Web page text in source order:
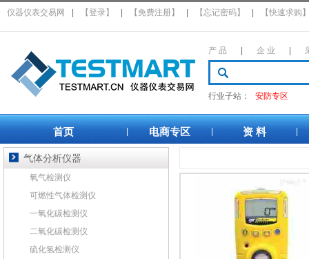
仪器仪表交易网 【登录】 【免费注册】 【忘记密码】 【快速求购
产 品 企 业
行业子站： 安防专区
首页 电商专区 资 料
气体分析仪器
氧气检测仪
可燃性气体检测仪
一氧化碳检测仪
二氧化碳检测仪
硫化氢检测仪